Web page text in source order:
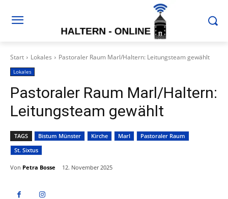
Start Lokales Pastoraler Raum Marl/Haltern: Leitungsteam gewählt
Lokales
Pastoraler Raum Marl/Haltern:
Leitungsteam gewählt
TAGS Bistum Münster Kirche Marl
Pastoraler Raum
St. Sixtus
Von Petra Bosse 12. November 2025